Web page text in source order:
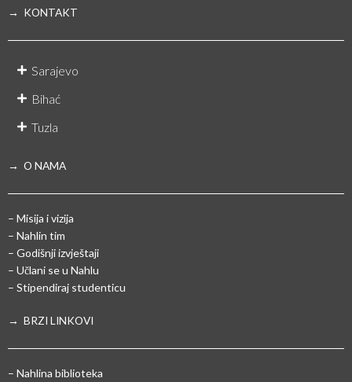
→ KONTAKT
Sarajevo
Bihać
Tuzla
→ O NAMA
– Misija i vizija
– Nahlin tim
– Godišnji izvještaji
– Učlani se u Nahlu
– Stipendiraj studenticu
→ BRZI LINKOVI
– Nahlina biblioteka